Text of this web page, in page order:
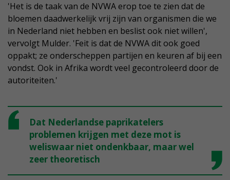
'Het is de taak van de NVWA erop toe te zien dat de
bloemen daadwerkelijk vrij zijn van organismen die we
in Nederland niet hebben en beslist ook niet willen',
vervolgt Mulder. 'Feit is dat de NVWA dit ook goed
oppakt; ze onderscheppen partijen en keuren af bij een
vondst. Ook in Afrika wordt veel gecontroleerd door de
autoriteiten.'
Dat Nederlandse paprikatelers
problemen krijgen met deze mot is
weliswaar niet ondenkbaar, maar wel
zeer theoretisch